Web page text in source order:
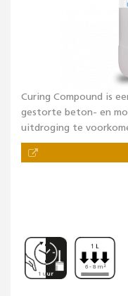
Curing Compound is
gestorte beton- en
uitdroging te
1 uur
6 - 8 m²